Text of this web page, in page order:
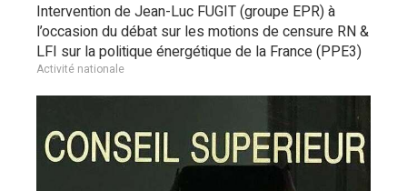
Intervention de Jean-Luc FUGIT (groupe EPR) à
l’occasion du débat sur les motions de censure RN &
LFI sur la politique énergétique de la France (PPE3)
Activité nationale